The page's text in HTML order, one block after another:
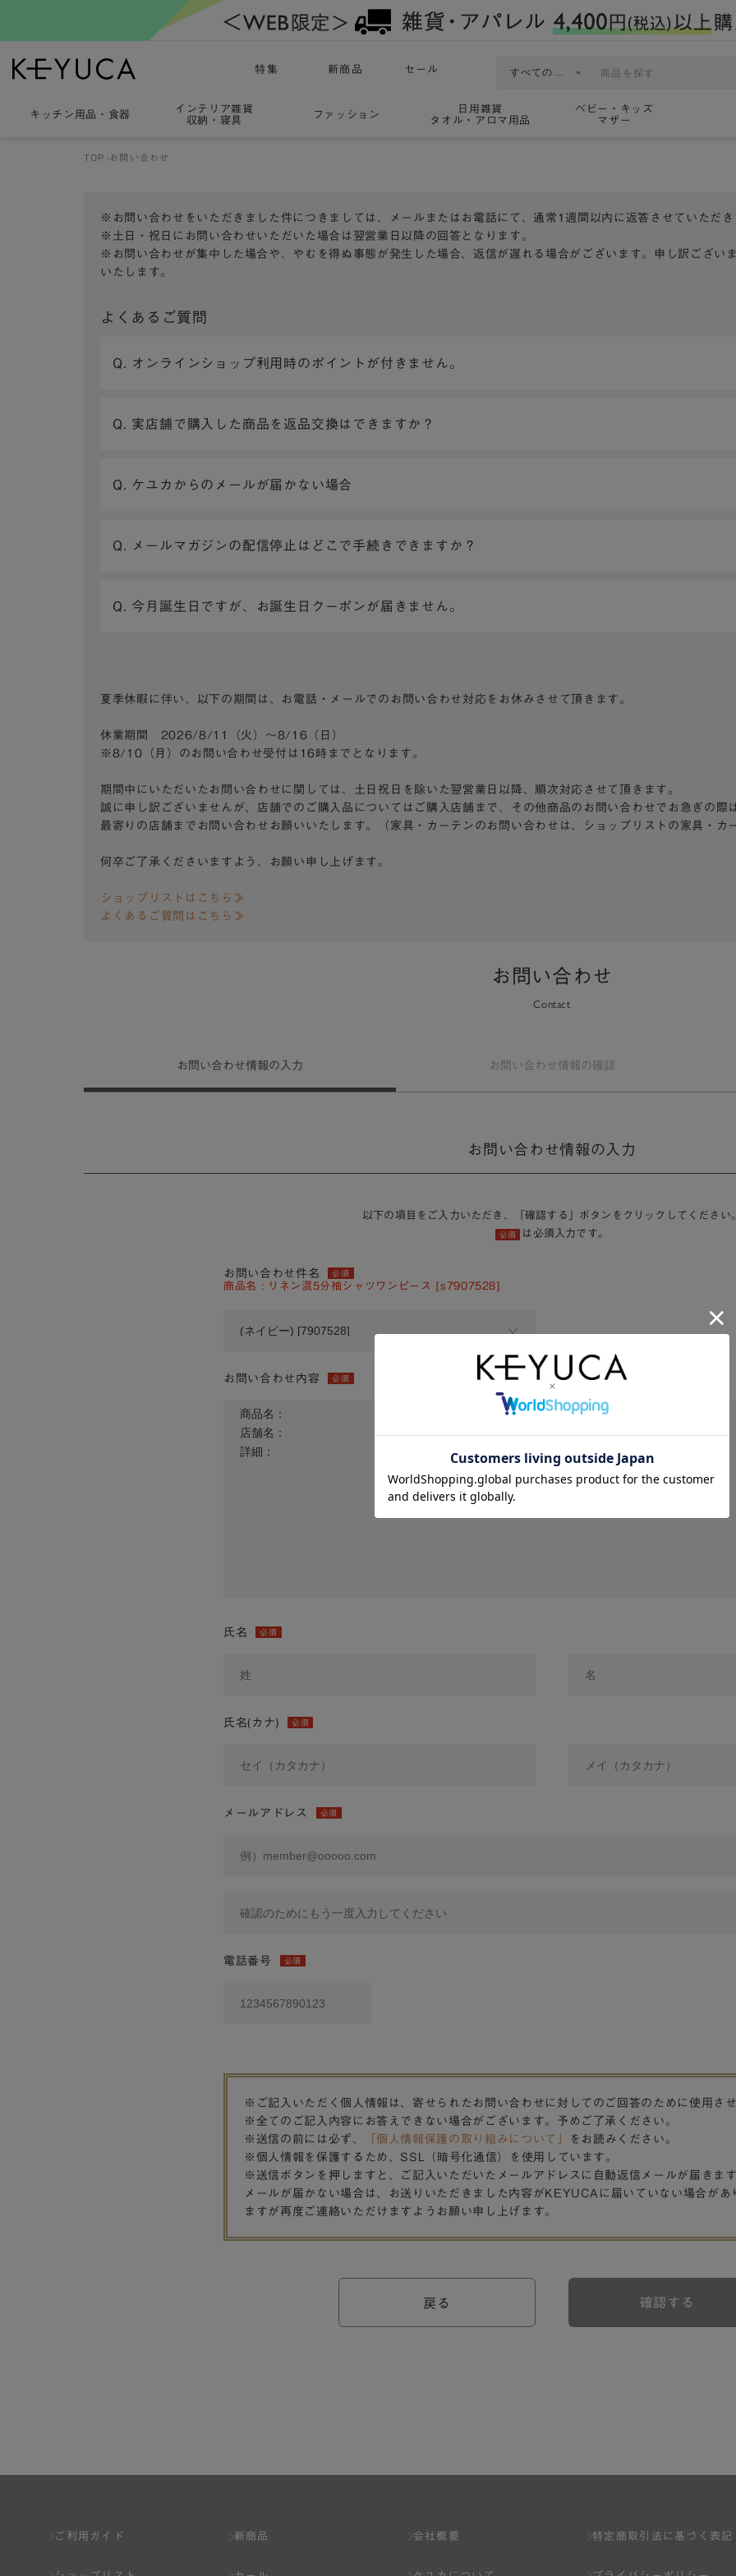
特集 新商品 セール
キッチン用品 ・ 食器
インテリア雑貨
収納・寝具
ファッション
日用雑貨
タオル・アロマ用品
ベビー・キッズ
マザー
TOP お問い合わせ
※お問い合わせをいただきました件につきましては、メールまたはお電話にて、通常1週間以内に返答させていただ
※土日・祝日にお問い合わせいただいた場合は翌営業日以降の回答となります。
※お問い合わせが集中した場合や、やむを得ぬ事態が発生した場合、返信が遅れる場合がございます。申し訳ござい
いたします。
よくあるご質問
Q. オンラインショップ利用時のポイントが付きません。
Q. 実店舗で購入した商品を返品交換はできますか？
Q. ケユカからのメールが届かない場合
Q. メールマガジンの配信停止はどこで手続きできますか？
Q. 今月誕生日ですが、お誕生日クーポンが届きません。
夏季休暇に伴い、以下の期間は、お電話・メールでのお問い合わせ対応をお休みさせて頂きます。
休業期間 2026/8/11（火）～8/16（日）
※8/10（月）のお問い合わせ受付は16時までとなります。
期間中にいただいたお問い合わせに関しては、土日祝日を除いた翌営業日以降、順次対応させて頂きます。
誠に申し訳ございませんが、店舗でのご購入品についてはご購入店舗まで、その他商品のお問い合わせでお急ぎの際
最寄りの店舗までお問い合わせお願いいたします。（家具・カーテンのお問い合わせは、ショップリストの家具・カ
何卒ご了承くださいますよう、お願い申し上げます。
ショップリストはこちら≫
よくあるご質問はこちら≫
お問い合わせ
Contact
お問い合わせ情報の入力 お問い合わせ 情報の確認
お問い合わせ情報の入力
以下の項目をご入力いただき、「確認する」ボタンをクリックしてください
必須 は必須入力です。
お問い合わせ件名 必須
商品名 : リネン混5分袖シャツワンピース [s7907528]
お問い合わせ内容 必須
氏名 必須
氏名(カナ) 必須
メールアドレス 必須
電話番号 必須
※ご記入いただく個人情報は、寄せられたお問い合わせに対してのご回答のために使用さ
※全てのご記入内容にお答えできない場合がございます。予めご了承ください。
※送信の前には必ず、
「個人情報保護の取り組みについて」
をお読みください。
※個人情報を保護するため、SSL（暗号化通信）を使用しています。
※送信ボタンを押しますと、ご記入いただいたメールアドレスに自動返信メールが届きま
メールが届かない場合は、お送りいただきました内容がKEYUCAに届いていない場合があ
ますが再度ご連絡いただけますようお願い申し上げます。
戻る 確認する
ご利用ガイド 新商品 会社概要 特定商取引法に基づく表記